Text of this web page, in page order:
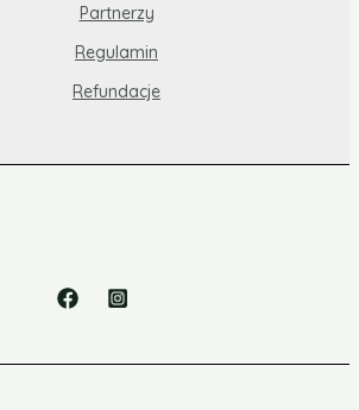
Partnerzy
Regulamin
Refundacje